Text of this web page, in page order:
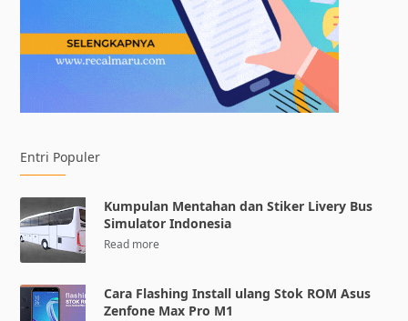
Entri Populer
Kumpulan Mentahan dan Stiker Livery Bus
Simulator Indonesia
Cara Flashing Install ulang Stok ROM Asus
Zenfone Max Pro M1